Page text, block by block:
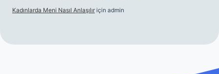
Kadınlarda Meni Nasıl Anlaşılır için admin